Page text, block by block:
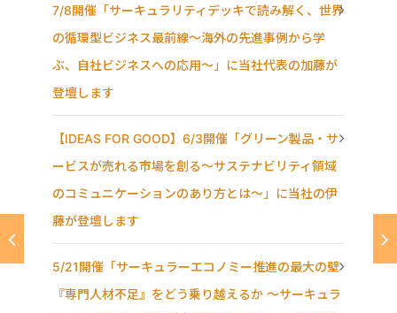
7/8開催「サーキュラリティデッキで読み解く、世界
の循環型ビジネス最前線〜海外の先進事例から学
ぶ、自社ビジネスへの応用〜」に当社代表の加藤が
登壇します
【IDEAS FOR GOOD】6/3開催「グリーン製品・サ
ービスが売れる市場を創る〜サステナビリティ領域
のコミュニケーションのあり方とは〜」に当社の伊
藤が登壇します
5/21開催「サーキュラーエコノミー推進の最大の壁
『専門人材不足』をどう乗り越えるか ～サーキュラ